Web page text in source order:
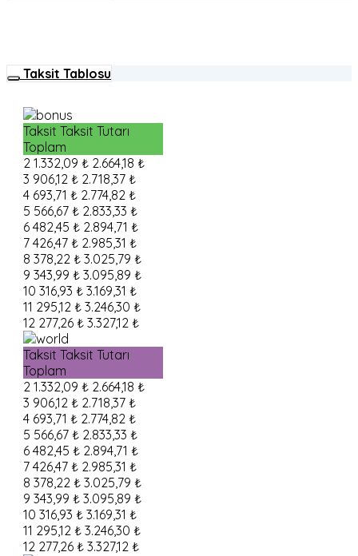
Taksit Tablosu
Taksit Taksit Tutarı
Toplam
2 1.332,09 ₺ 2.664,18 ₺
3 906,12 ₺ 2.718,37 ₺
4 693,71 ₺ 2.774,82 ₺
5 566,67 ₺ 2.833,33 ₺
6 482,45 ₺ 2.894,71 ₺
7 426,47 ₺ 2.985,31 ₺
8 378,22 ₺ 3.025,79 ₺
9 343,99 ₺ 3.095,89 ₺
10 316,93 ₺ 3.169,31 ₺
11 295,12 ₺ 3.246,30 ₺
12 277,26 ₺ 3.327,12 ₺
Taksit Taksit Tutarı
Toplam
2 1.332,09 ₺ 2.664,18 ₺
3 906,12 ₺ 2.718,37 ₺
4 693,71 ₺ 2.774,82 ₺
5 566,67 ₺ 2.833,33 ₺
6 482,45 ₺ 2.894,71 ₺
7 426,47 ₺ 2.985,31 ₺
8 378,22 ₺ 3.025,79 ₺
9 343,99 ₺ 3.095,89 ₺
10 316,93 ₺ 3.169,31 ₺
11 295,12 ₺ 3.246,30 ₺
12 277,26 ₺ 3.327,12 ₺